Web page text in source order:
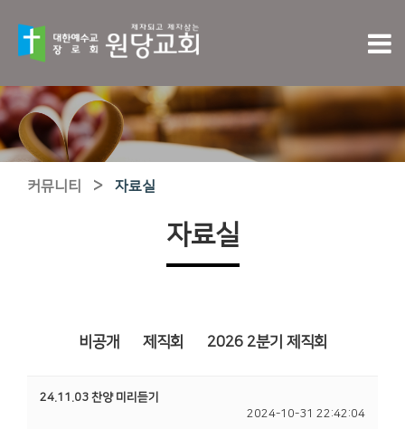
커뮤니티 > 자료실
자료실
비공개 제직회 2026 2분기 제직회
24.11.03 찬양 미리듣기
2024-10-31 22:42:04